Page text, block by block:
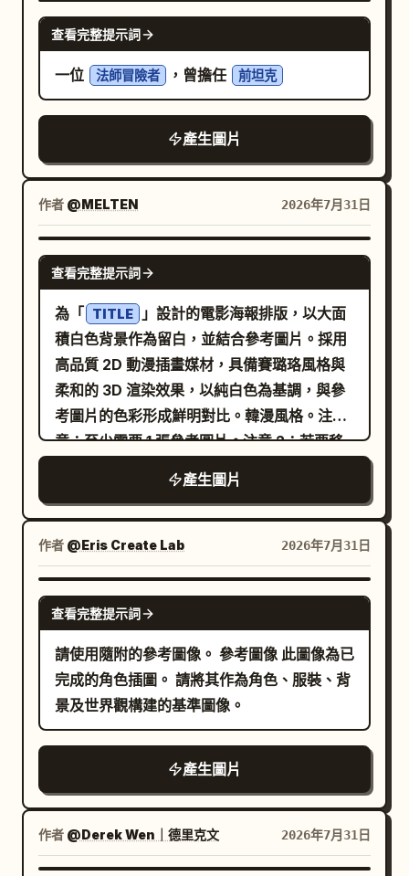
上方加上一個小型的藍色斜向標籤，寫著「の
ぞむ Debut Single」。 海報文字與排版：左
色漸層，下方附上較小的日文「のぞむ」。下
NUMBER」與巨大的「01」，並附上條碼風格
線條。左中個人資料面板：包含精確 4 行個人
資料：「HEIGHT _ 158cm」、「BIRTHDAY
_ 4.24」、「VOICE _ Soft & Clear」、
「CHARM _ Smile」，外加一個小型波形圖。
左側半透明面板上的垂直標語：「キミの心
に、やさしい歌を。」右上角發行面板：
「NEW DIGITAL SINGLE」、巨大的日期
2026 06.26 FRI 、「RELEASE」以及條
碼。右中曲目列表卡：包含精確 5 首編號曲
目：「01. Lumière」、「02. 雨上がりの花
束」、「03. Mirage」、「04. 透明なメロデ
ィ」、「05. 小さな願いごと」，外加總時長
「18:42」。右下角音樂播放器組件：波形顯
間「00:26」，以及精確 3 個圓形控制按鈕：
上一首、播放、下一首。左下角：巨大的日文
名「のぞむ」、藍色標籤「Next Generation
Virtual Singer」，以及精確 3 行的英文標
語：「Your voice,」、「my light.」、
「Our future.」。底部中央：巡演資訊
「LIVE TOUR 2026」與巡演名稱
Starlight ‘Bloom ✦’ 。下方列出精確 5 個巡
OSAKA」、「08.16 NAGOYA」、「08.30
FUKUOKA」、「09.13 SAPPORO」。右下
角：一張標示為「SPECIAL SITE & MUSIC」
的小型白色卡片，包含一個 QR 碼風格的方
塊。 視覺風格：超細緻現代動漫插畫，細膩的
單元，每台單元下方或附近都有清晰的地板標
籤：1) 頂部單元標記為「UNIT 03
SHADOW」，是一台流線型的白、黑、藍色
機翼/鰭片組件和尖銳的機鼻；2) 中間單元標
記為「UNIT 02 BULLDOG」，是一台沉重的
黑、灰、白色坦克型裝甲機甲，配備履帶、笨
重的矩形肩部武器、向外抬起的巨大鉸接式機
械臂和中央炮管；3) 底部單元標記為「UNIT
01 RAIJIN」，是最大的紅、白、黑和槍灰色
噴射機甲，配備雙圓柱形引擎艙、棱角分明的
推進器光芒。讓底部單元佔據前景，中間單元
佔據中心，頂部單元在遠處顯得較小。 文字內
容：在地板上以簡潔的未來派 HUD 字體清晰
呈現三個標籤：「UNIT 03 SHADOW」為藍
色，「UNIT 02 BULLDOG」為橙色，「UNIT
UNIT 01 RAIJIN
。 視覺風格：超細節硬表面機甲設計，電影級
日本機器人動畫靈感，照片級 CGI 渲染，清晰
的面板線條，微型貼花，金屬斜面，外露活
塞，武器掛架，發光的藍色 LED，體積光，乾
淨的未來工業環境，高對比度但明亮的白色機
庫照明。使用 4:5 垂直構圖，對稱佈局，全景
清晰對焦，無人物，無遮擋單元的煙霧，除上
GPT IMAGE 2
查看完整提示詞
一位 法師冒險者 ，曾擔任 前坦克
產生圖片
作者 @MELTEN 2026年7月31日
GPT IMAGE 2
查看完整提示詞
為「 TITLE
」設計的電影海報排版，以大面
積白色背景作為留白，並結合參考圖片。採用
高品質 2D 動漫插畫媒材，具備賽璐珞風格與
柔和的 3D 渲染效果，以純白色為基調，與參
考圖片的色彩形成鮮明對比。韓漫風格。注
意：至少需要 1 張參考圖片。注意 2：若要移
除海報製作人員名單，請在提示詞中加入：
negative: billing block or credit block
產生圖片
作者 @Eris Create Lab 2026年7月31日
GPT IMAGE 2
查看完整提示詞
請使用隨附的參考圖像。 參考圖像 此圖像為已
完成的角色插圖。 請將其作為角色、服裝、背
景及世界觀構建的基準圖像。
產生圖片
作者 @Derek Wen｜德里克文 2026年7月31日